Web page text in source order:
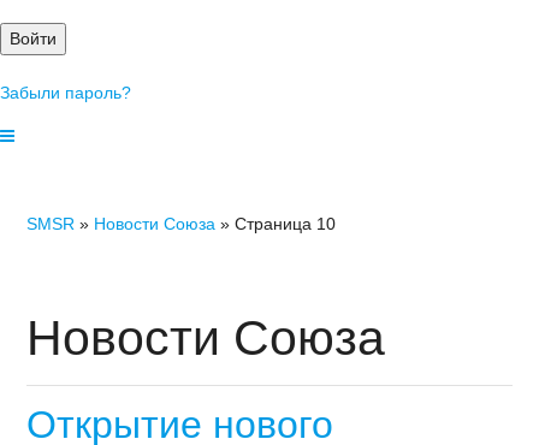
Войти
Забыли пароль?
SMSR » Новости Союза » Страница 10
Новости Союза
Открытие нового